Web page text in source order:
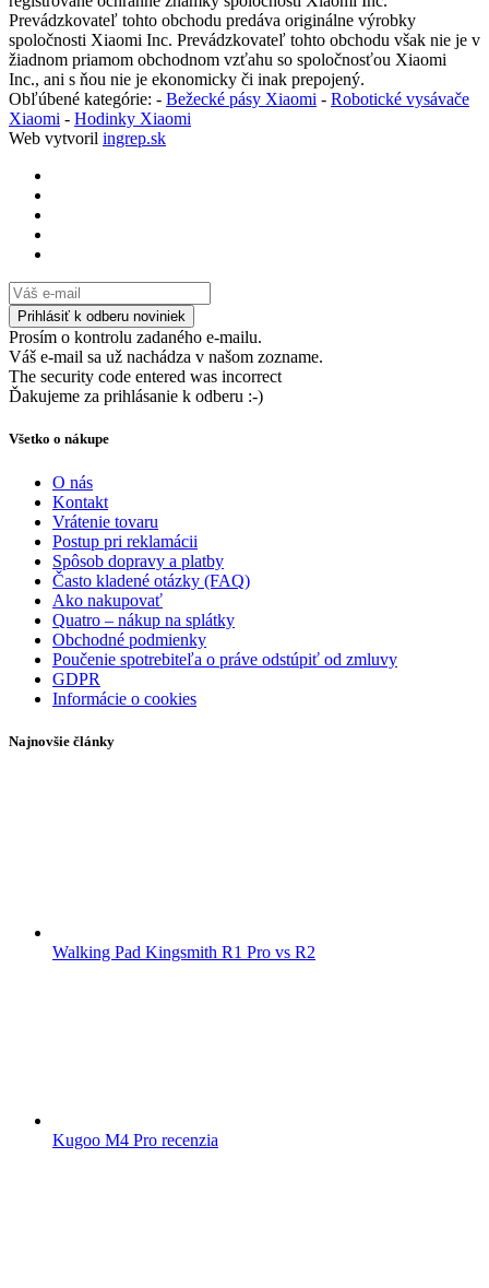
Prevádzkovateľ tohto obchodu predáva originálne výrobky
spoločnosti Xiaomi Inc. Prevádzkovateľ tohto obchodu však nie je v
žiadnom priamom obchodnom vzťahu so spoločnosťou Xiaomi
Inc., ani s ňou nie je ekonomicky či inak prepojený.
Obľúbené kategórie: - Bežecké pásy Xiaomi - Robotické vysávače
Xiaomi - Hodinky Xiaomi
Web vytvoril ingrep.sk
Prosím o kontrolu zadaného e-mailu.
Váš e-mail sa už nachádza v našom zozname.
The security code entered was incorrect
Ďakujeme za prihlásanie k odberu :-)
Všetko o nákupe
O nás
Kontakt
Vrátenie tovaru
Postup pri reklamácii
Spôsob dopravy a platby
Často kladené otázky (FAQ)
Ako nakupovať
Quatro – nákup na splátky
Obchodné podmienky
Poučenie spotrebiteľa o práve odstúpiť od zmluvy
GDPR
Informácie o cookies
Najnovšie články
Walking Pad Kingsmith R1 Pro vs R2
Kugoo M4 Pro recenzia